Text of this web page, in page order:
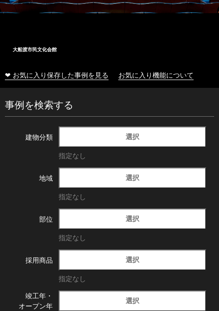
大船渡市民文化会館
❤ お気に入り保存した事例を見る お気に入り機能について
事例を検索する
建物分類 選択
指定なし
地域 選択
指定なし
部位 選択
指定なし
採用商品 選択
指定なし
竣工年・
オープン年
選択